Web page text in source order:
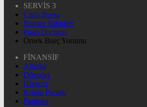
SERVİS 3
Canlı Borsa
Namaz Vakitleri
Puan Durumu
Örnek Burç Yorumu
FİNANSİF
Altınlar
Dövizler
Hisseler
Kripto Paralar
Pariteler